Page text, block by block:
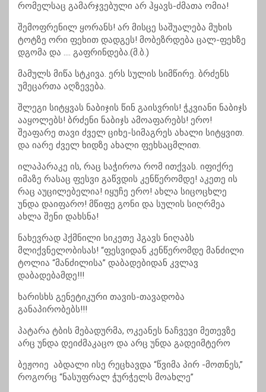
რომელსაც გამარჯვებული არ ჰყავს-ძმათა ომია!
შემოფრენილ ყორანს! არ მისცე საშუალება მუხის
ტოტზე ორი ფეხით დადგეს! მობეზრდება ცალ-ფეხზე
დგომა და …. გაფრინდება.(მ.ბ.)
მამულს მიწა სტკივა. ერს სულის სიმწირე. ბრძენს
უმეცართა აღზევება.
შლეგი სიტყვას ნაბიჯის წინ გაისვრის! ჭკვიანი ნაბიჯს
ააყოლებს! ბრძენი ნაბიჯს ამოაფარებს! ერო!
შეაფარე თავი ძველ ციხე-სიმაგრეს ახალი სიტყვით.
და იარე ძველ ხიდზე ახალი ფეხსაცმლით.
ილაპარაკე ის, რაც საჭიროა რომ ითქვას. იფიქრე
იმაზე რასაც ფესვი გაწვდის კენწერომდე! აკეთე ის
რაც აუცილებელია! იყუჩე ერო! ახლა სიცოცხლე
უნდა დაიფარო! მწიფე გონი და სულის სიღრმეა
ახლა შენი დახსნა!
ნახევრად ჰქმნილი სიკეთე ჰგავს ნიღაბს
მლიქვნელობისას! “ფესვიდან კენწერომდე მანძილი
ტოლია “მანძილისა” დაბადებიდან კვლავ
დაბადებამდე!!!
ხარისხს გენეტიკური თავის-თავადობა
განაპირობებს!!!
პატარა ტბის მებადურმა, ოკეანეს ნაჩვევი მეთევზე
არც უნდა დეიძმაკაცო და არც უნდა გადეიმტერო
ბეჟოიე აბდალი ისე რეცხავდა “წვიმა პირ -მოთნეს,”
როგორც “ნასუფრალ ჭურჭელს მოახლე”